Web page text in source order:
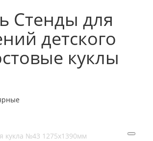
Стенды для
детского
куклы
кукла №43 1275х1390мм